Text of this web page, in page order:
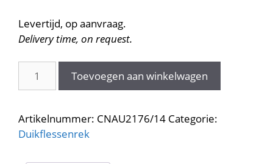
Levertijd, op aanvraag.
Delivery time, on request.
CNAU2176/14
Toevoegen aan winkelwagen
Artikelnummer: CNAU2176/14 Categorie:
Duikflessenrek